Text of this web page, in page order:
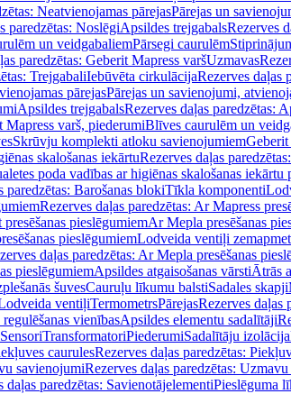
Neatvienojamas pārejasPārejas un
paredzētas: NoslēgiApsildes trejgabalsRezerves
un veidgabaliemPārsegi caurulēm
paredzētas: Geberit Mapress varšUzmavas
TrejgabaliIebūvēta cirkulācijaRezerves daļas
pārejasPārejas un savienojumi,
Apsildes trejgabalsRezerves daļas paredzētas:
Mapress varš, piederumiBlīves caurulēm un
Skrūvju komplekti atloku savienojumiemGeberit
skalošanas iekārtuRezerves daļas
poda vadības ar higiēnas skalošanas iekārtu
paredzētas: Barošanas blokiTīkla komponenti
Rezerves daļas paredzētas: Ar Mapress
pieslēgumiemAr Mepla presēšanas
pieslēgumiemLodveida ventiļi
daļas paredzētas: Ar Mepla presēšanas
pieslēgumiemApsildes atgaisošanas vārstiĀtrās
šuvesCauruļu līkumu balstiSadales skapji
ventiļiTermometrsPārejasRezerves daļas
vienībasApsildes elementu sadalītāji
SensoriTransformatoriPiederumiSadalītāju izolācija
caurulesRezerves daļas paredzētas:
savienojumiRezerves daļas paredzētas:
daļas paredzētas: SavienotājelementiPieslēguma